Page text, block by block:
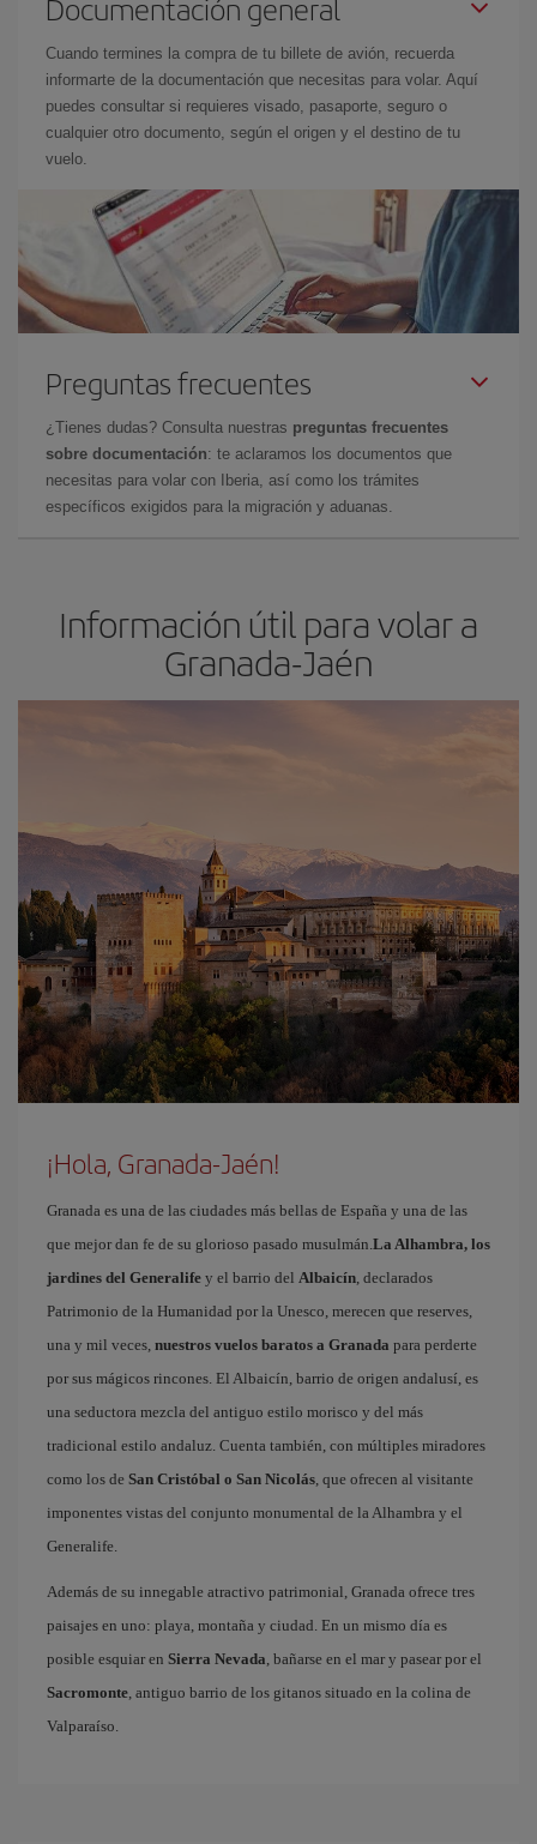
Documentación general
Cuando termines la compra de tu billete de avión, recuerda
informarte de la documentación que necesitas para volar. Aquí
puedes consultar si requieres visado, pasaporte, seguro o
cualquier otro documento, según el origen y el destino de tu
vuelo.
Preguntas frecuentes
¿Tienes dudas? Consulta nuestras preguntas frecuentes
sobre documentación: te aclaramos los documentos que
necesitas para volar con Iberia, así como los trámites
específicos exigidos para la migración y aduanas.
Información útil para volar a
Granada-Jaén
¡Hola, Granada-Jaén!
Granada es una de las ciudades más bellas de España y una de las
que mejor dan fe de su glorioso pasado musulmán.La Alhambra, los
jardines del Generalife y el barrio del Albaicín, declarados
Patrimonio de la Humanidad por la Unesco, merecen que reserves,
una y mil veces, nuestros vuelos baratos a Granada para perderte
por sus mágicos rincones. El Albaicín, barrio de origen andalusí, es
una seductora mezcla del antiguo estilo morisco y del más
tradicional estilo andaluz. Cuenta también, con múltiples miradores
como los de San Cristóbal o San Nicolás, que ofrecen al visitante
imponentes vistas del conjunto monumental de la Alhambra y el
Generalife.
Además de su innegable atractivo patrimonial, Granada ofrece tres
paisajes en uno: playa, montaña y ciudad. En un mismo día es
posible esquiar en Sierra Nevada, bañarse en el mar y pasear por el
Sacromonte, antiguo barrio de los gitanos situado en la colina de
Valparaíso.